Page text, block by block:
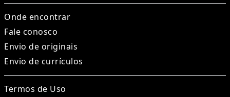
Onde encontrar
Fale conosco
Envio de originais
Envio de currículos
Termos de Uso